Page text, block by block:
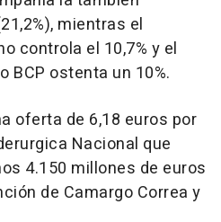
mientras el
controla el 10,7% y el
BCP ostenta un 10%.
oferta de 6,18 euros por
Nacional que
4.150 millones de euros
de Camargo Correa y